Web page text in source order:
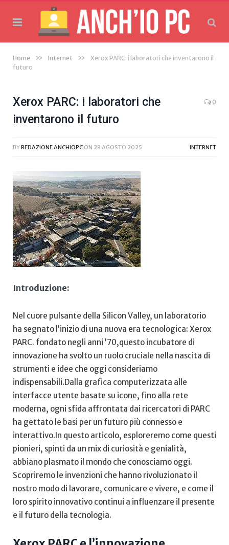
Home » Internet »
Xerox PARC: i laboratori che inventarono il
futuro
Xerox PARC: i laboratori che
inventarono il futuro
0
BYREDAZIONE ANCHIOPC ON 28 AGOSTO 2025 INTERNET
Introduzione:
Nel cuore pulsante della Silicon Valley, un ⁣laboratorio
ha⁢ segnato l’inizio di una nuova era tecnologica: Xerox
PARC.​ fondato negli anni ‌’70,questo incubatore di
innovazione ⁢ha svolto un ruolo cruciale nella nascita di
strumenti e idee che oggi consideriamo
indispensabili.Dalla grafica computerizzata alle
interfacce utente basate su icone, fino alla‌ rete
moderna, ogni sfida affrontata dai ricercatori di PARC
ha gettato le basi per un futuro più connesso ⁤e
interattivo.In questo articolo, esploreremo come questi
pionieri, spinti da un mix di curiosità e genialità,
abbiano plasmato il mondo che ‌conosciamo oggi.
Scopriremo le invenzioni ⁤che hanno rivoluzionato il
nostro modo di lavorare, comunicare e vivere, ⁣e come il
loro spirito innovativo continui a influenzare ‍il presente
e il futuro della tecnologia.